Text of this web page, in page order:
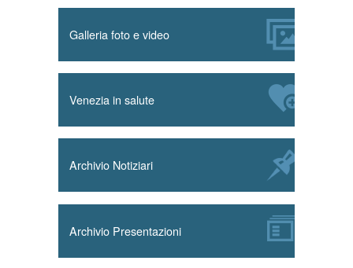
Galleria foto e video
Venezia in salute
Archivio Notiziari
Archivio Presentazioni